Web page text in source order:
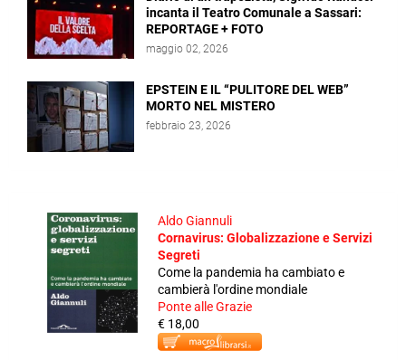
incanta il Teatro Comunale a Sassari:
REPORTAGE + FOTO
maggio 02, 2026
EPSTEIN E IL “PULITORE DEL WEB”
MORTO NEL MISTERO
febbraio 23, 2026
Aldo Giannuli
Cornavirus: Globalizzazione e Servizi
Segreti
Come la pandemia ha cambiato e
cambierà l'ordine mondiale
Ponte alle Grazie
€ 18,00